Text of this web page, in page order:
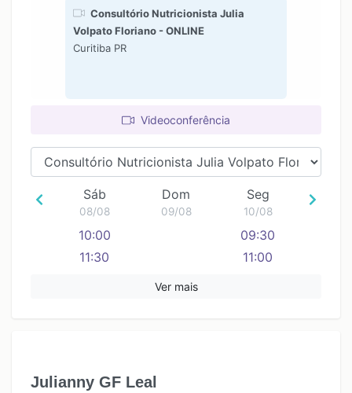
Consultório Nutricionista Julia
Volpato Floriano - ONLINE
Curitiba PR
Videoconferência
Sáb
08/08
10:00
11:30
Dom
09/08
Seg
10/08
09:30
11:00
Ver mais
Julianny GF Leal